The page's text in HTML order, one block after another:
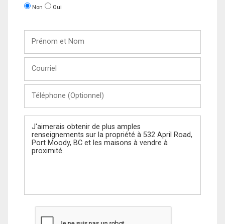
Non Oui
Nom
(Optionnel)
Message